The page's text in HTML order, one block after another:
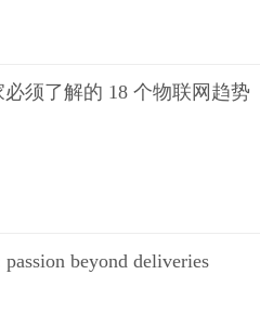
须了解的 18 个物联网趋势
beyond deliveries